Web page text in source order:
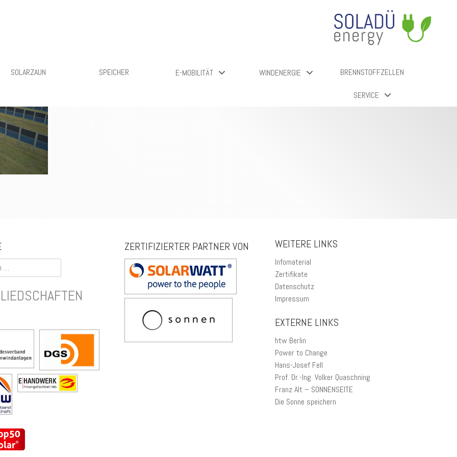
SOLARZAUN SPEICHER E-MOBILITÄT WINDENERGIE BRENNSTOFFZELLEN
SERVICE
ZERTIFIZIERTER PARTNER VON WEITERE LINKS
Infomaterial
Zertifikate
Datenschutz
Impressum
EXTERNE LINKS
htw Berlin
Power to Change
Hans-Josef Fell
Prof. Dr.-Ing. Volker Quaschning
Franz Alt – SONNENSEITE
Die Sonne speichern